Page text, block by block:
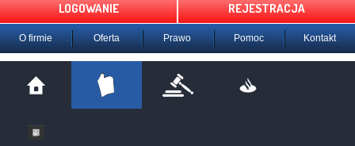
LOGOWANIE REJESTRACJA
O firmie Oferta Prawo Pomoc Kontakt